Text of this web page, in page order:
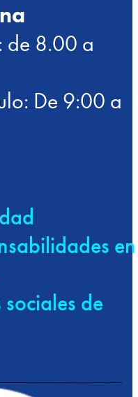
de 8.00 a
De 9:00 a
en
de